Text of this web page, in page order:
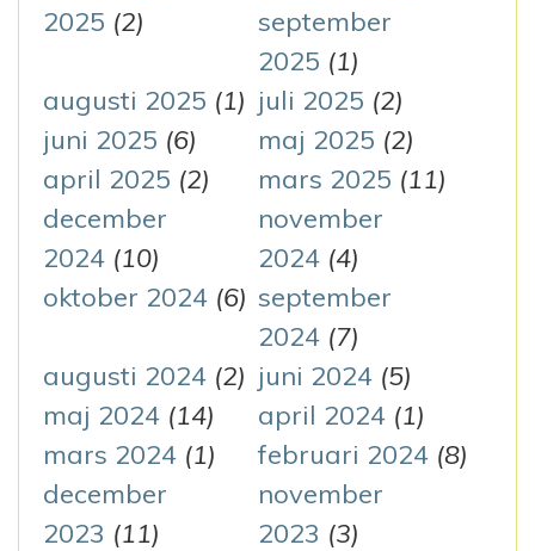
2025 (2)
september
2025 (1)
augusti 2025 (1) juli 2025 (2)
juni 2025 (6) maj 2025 (2)
april 2025 (2) mars 2025 (11)
december
2024 (10)
november
2024 (4)
oktober 2024 (6) september
2024 (7)
augusti 2024 (2) juni 2024 (5)
maj 2024 (14) april 2024 (1)
mars 2024 (1) februari 2024 (8)
december
2023 (11)
november
2023 (3)